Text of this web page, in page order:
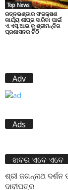
Top News
ରତ୍ନଭଣ୍ଡାର ସଂରକ୍ଷଣ
କାର୍ଯ୍ୟ ଶୀଘ୍ର ସାରିବା ପାଇଁ
ଏ.ଏସ୍.ଆଇ.କୁ ଶ୍ରୀମନ୍ଦିର
ପ୍ରଶାସନର ଚିଠି
Adv
Ads
ଖବର ଏବେ ଏବେ
ଶ୍ରୀ ଜଗନ୍ନାଥ
ଦାବୀପତ୍ର